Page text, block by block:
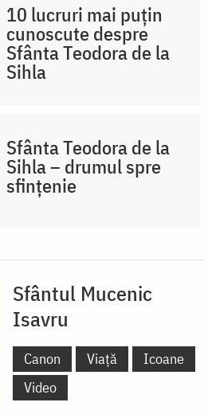
10 lucruri mai puțin
cunoscute despre
Sfânta Teodora de la
Sihla
Sfânta Teodora de la
Sihla – drumul spre
sfințenie
Sfântul Mucenic
Isavru
Canon Viață
Icoane
Video